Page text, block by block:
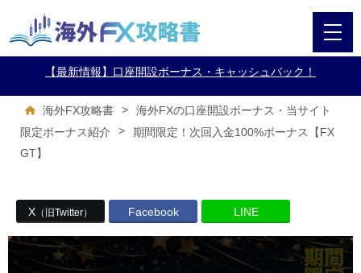
【最新情報】口座開設ボーナス・キャッシュバック！
海外FX攻略書 >
海外FXの口座開設ボーナス・当サイト
限定ボーナス紹介
>
期間限定！次回入金100%ボーナス【FX
GT】
X （旧Twitter） Facebook LINE